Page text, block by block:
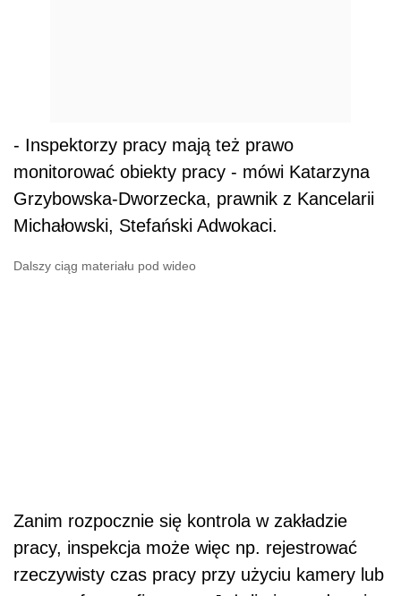
- Inspektorzy pracy mają też prawo
monitorować obiekty pracy - mówi Katarzyna
Grzybowska-Dworzecka, prawnik z Kancelarii
Michałowski, Stefański Adwokaci.
Dalszy ciąg materiału pod wideo
Zanim rozpocznie się kontrola w zakładzie
pracy, inspekcja może więc np. rejestrować
rzeczywisty czas pracy przy użyciu kamery lub